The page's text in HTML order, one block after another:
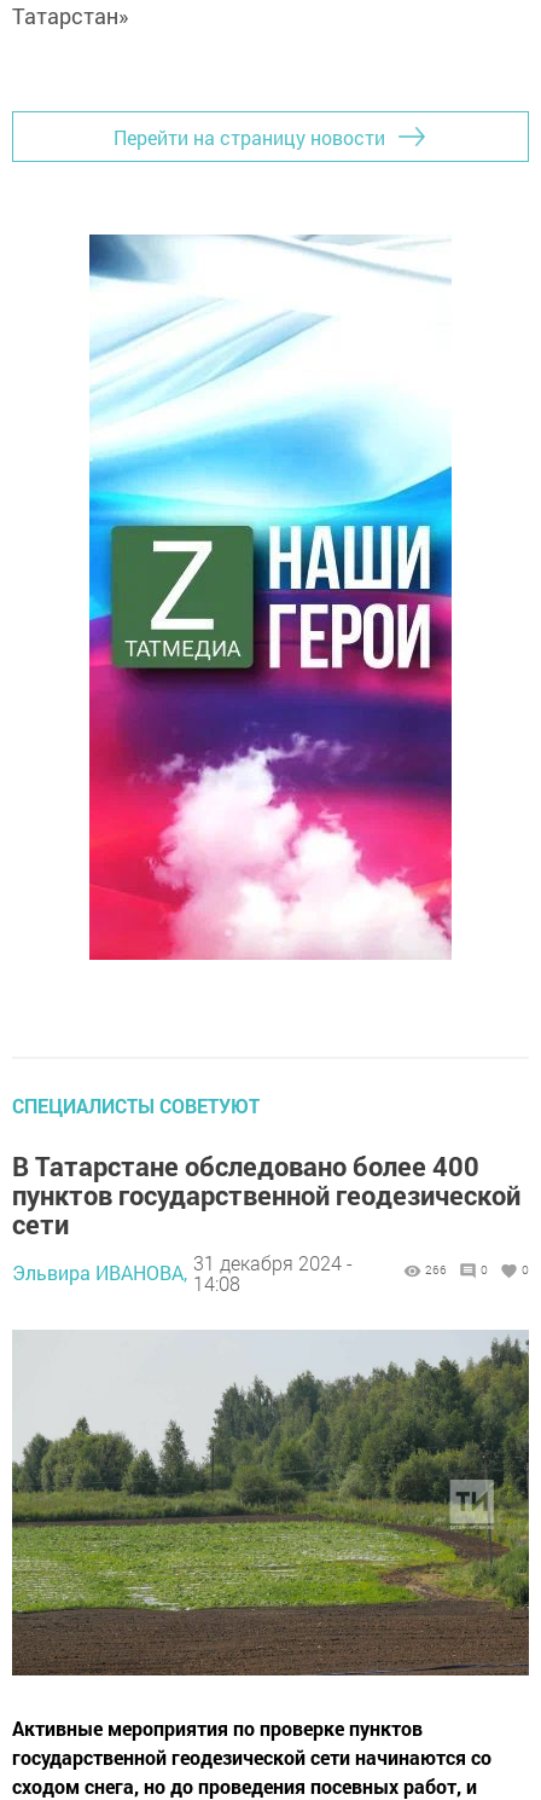
Татарстан»
Перейти на страницу новости
СПЕЦИАЛИСТЫ СОВЕТУЮТ
В Татарстане обследовано более 400
пунктов государственной геодезической
сети
Эльвира ИВАНОВА, 31 декабря 2024 -
14:08
266 0 0
Активные мероприятия по проверке пунктов
государственной геодезической сети начинаются со
сходом снега, но до проведения посевных работ, и